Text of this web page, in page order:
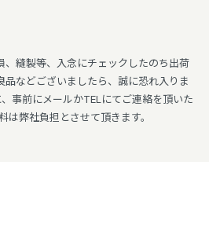
、縫製等、入念にチェックしたのち出荷
品などございましたら、誠に恐れ入りま
事前にメールかTELにてご連絡を頂いた
は弊社負担とさせて頂きます。